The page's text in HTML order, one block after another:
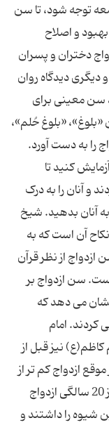
توجه شود، تا سن
و اصلاح
دختران و پسران
دیگرى دیدگاه روان
سن معینى براى
«بلوغ حُلم»،
را به دست آورد.
کنید تا
و آنان را به درک
به آنان بدهید. شیخ
آن است که به
از نظر قرآن
سن ازدواج بر
می دهد که
ازدواج مى کردند. امام
امام کاظم(ع) نیز قبل از
ازدواج کم تر از
17 سال داشته اند و امام هادى(ع) هم قبل از 20 سالگى ازدواج
شیوه را داشتند و